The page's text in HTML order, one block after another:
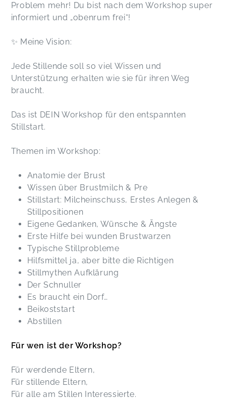
Problem mehr! Du bist nach dem Workshop super
informiert und „obenrum frei“!
✨ Meine Vision:
Jede Stillende soll so viel Wissen und
Unterstützung erhalten wie sie für ihren Weg
braucht.
Das ist DEIN Workshop für den entspannten
Stillstart.
Themen im Workshop:
Anatomie der Brust
Wissen über Brustmilch & Pre
Stillstart: Milcheinschuss, Erstes Anlegen &
Stillpositionen
Eigene Gedanken, Wünsche & Ängste
Erste Hilfe bei wunden Brustwarzen
Typische Stillprobleme
Hilfsmittel ja, aber bitte die Richtigen
Stillmythen Aufklärung
Der Schnuller
Es braucht ein Dorf…
Beikoststart
Abstillen
Für wen ist der Workshop?
Für werdende Eltern,
Für stillende Eltern,
Für alle am Stillen Interessierte.